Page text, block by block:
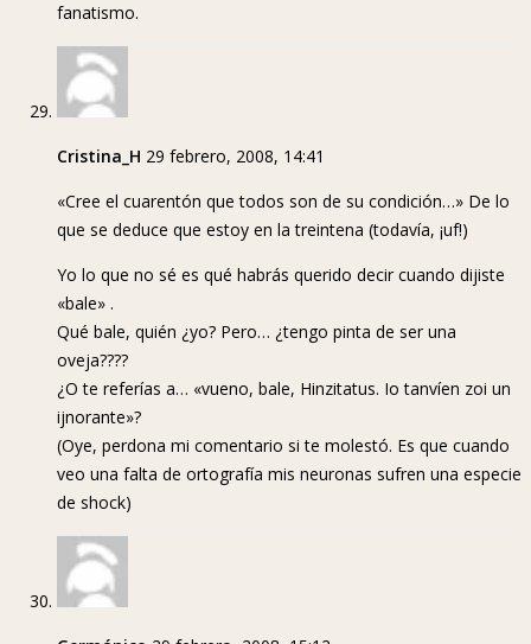
fanatismo.
Cristina_H 29 febrero, 2008, 14:41
«Cree el cuarentón que todos son de su condición…» De lo
que se deduce que estoy en la treintena (todavía, ¡uf!)
Yo lo que no sé es qué habrás querido decir cuando dijiste
«bale» .
Qué bale, quién ¿yo? Pero… ¿tengo pinta de ser una
oveja????
¿O te referías a… «vueno, bale, Hinzitatus. Io tanvíen zoi un
ijnorante»?
(Oye, perdona mi comentario si te molestó. Es que cuando
veo una falta de ortografía mis neuronas sufren una especie
de shock)